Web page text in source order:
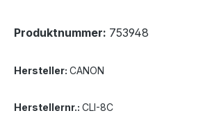
Produktnummer: 753948
Hersteller: CANON
Herstellernr.: CLI-8C